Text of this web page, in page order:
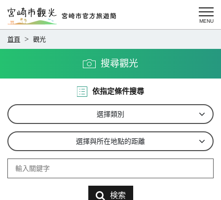
首頁 觀光
搜尋觀光
依指定條件搜尋
選擇類別
選擇與所在地點的距離
検索